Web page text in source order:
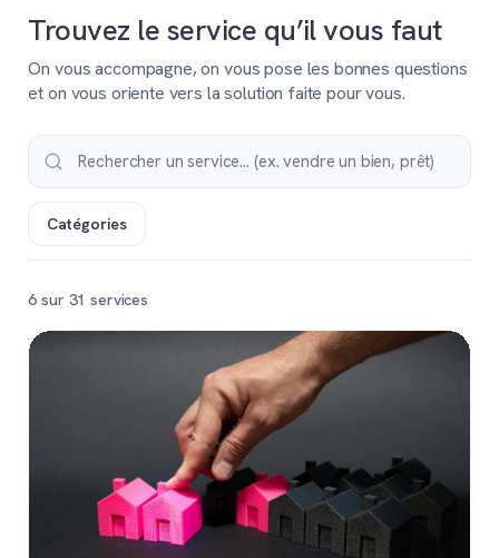
Trouvez le service qu’il vous faut
On vous accompagne, on vous pose les bonnes questions
et on vous oriente vers la solution faite pour vous.
Catégories
6 sur 31 services
Populaire